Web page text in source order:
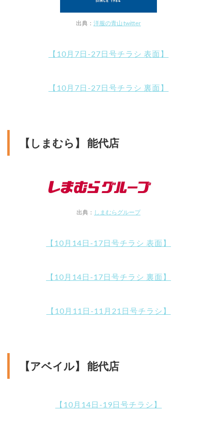
出典： 洋服の青山 twitter
【10月7日-27日号チラシ 表面】
【10月7日-27日号チラシ 裏面】
【しまむら】 能代店
出典： しまむらグループ
【10月14日-17日号チラシ 表面】
【10月14日-17日号チラシ 裏面】
【10月11日-11月21日号チラシ】
【アベイル】 能代店
【10月14日-19日号チラシ】